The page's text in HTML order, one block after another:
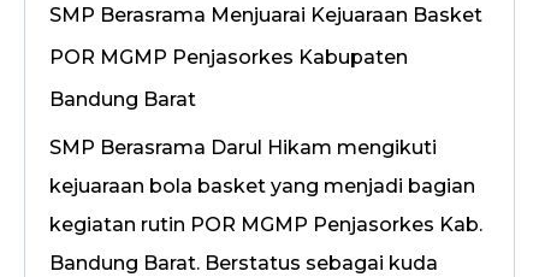
SMP Berasrama Menjuarai Kejuaraan Basket
POR MGMP Penjasorkes Kabupaten
Bandung Barat
SMP Berasrama Darul Hikam mengikuti
kejuaraan bola basket yang menjadi bagian
kegiatan rutin POR MGMP Penjasorkes Kab.
Bandung Barat. Berstatus sebagai kuda